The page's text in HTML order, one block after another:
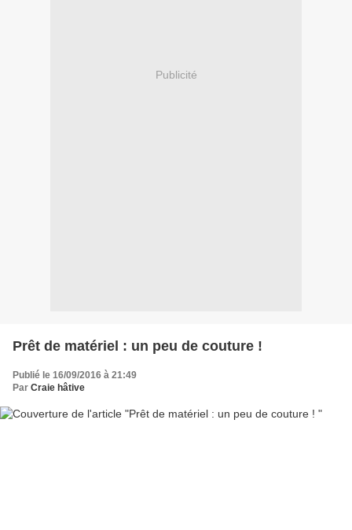
Publicité
Prêt de matériel : un peu de couture !
Publié le 16/09/2016 à 21:49
Par Craie hâtive